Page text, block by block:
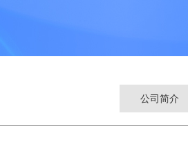
公司简介